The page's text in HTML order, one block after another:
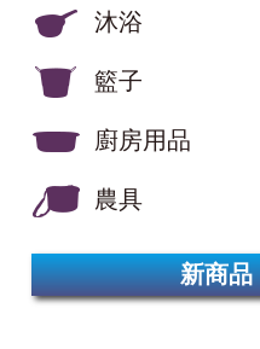
沐浴
籃子
廚房用品
農具
新商品